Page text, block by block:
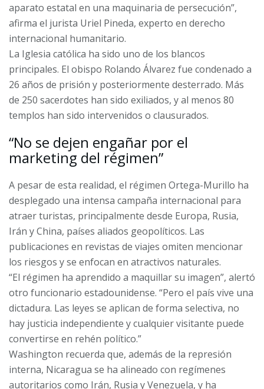
aparato estatal en una maquinaria de persecución”,
afirma el jurista Uriel Pineda, experto en derecho
internacional humanitario.
La Iglesia católica ha sido uno de los blancos
principales. El obispo Rolando Álvarez fue condenado a
26 años de prisión y posteriormente desterrado. Más
de 250 sacerdotes han sido exiliados, y al menos 80
templos han sido intervenidos o clausurados.
“No se dejen engañar por el
marketing del régimen”
A pesar de esta realidad, el régimen Ortega-Murillo ha
desplegado una intensa campaña internacional para
atraer turistas, principalmente desde Europa, Rusia,
Irán y China, países aliados geopolíticos. Las
publicaciones en revistas de viajes omiten mencionar
los riesgos y se enfocan en atractivos naturales.
“El régimen ha aprendido a maquillar su imagen”, alertó
otro funcionario estadounidense. “Pero el país vive una
dictadura. Las leyes se aplican de forma selectiva, no
hay justicia independiente y cualquier visitante puede
convertirse en rehén político.”
Washington recuerda que, además de la represión
interna, Nicaragua se ha alineado con regímenes
autoritarios como Irán, Rusia y Venezuela, y ha